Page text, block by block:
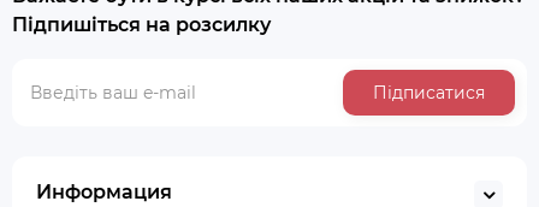
Підпишіться на розсилку
Підписатися
Информация